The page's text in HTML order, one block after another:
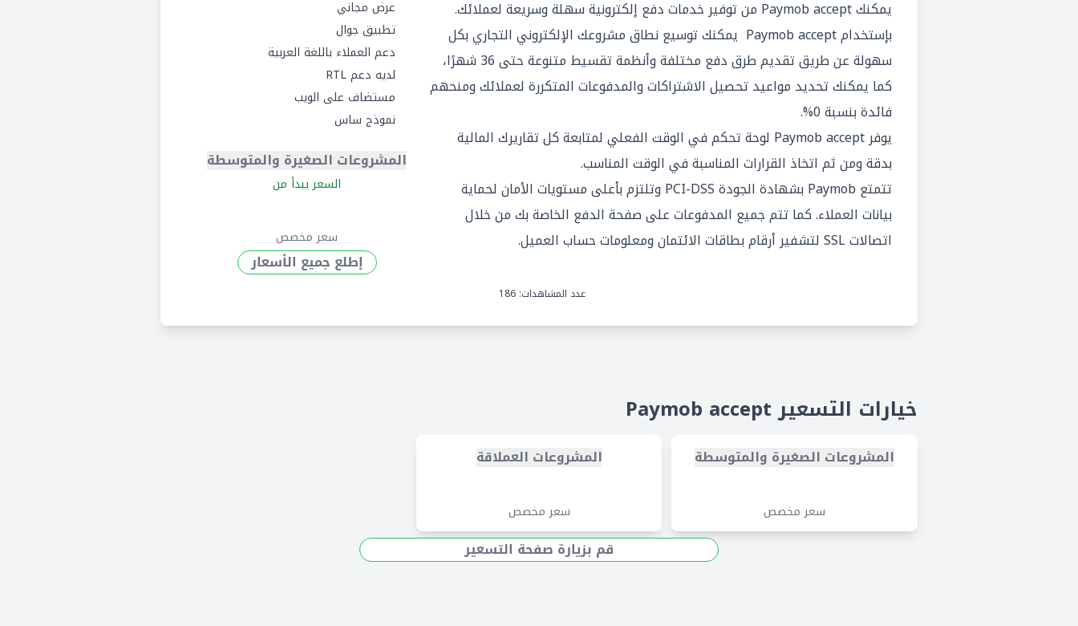
يمكنك Paymob accept من توفير خدمات دفع إلكترونية سهلة وسريعة لعملائك.
بإستخدام Paymob accept يمكنك توسيع نطاق مشروعك الإلكتروني التجاري بكل
سهولة عن طريق تقديم طرق دفع مختلفة وأنظمة تقسيط متنوعة حتى 36 شهرًا،
كما يمكنك تحديد مواعيد تحصيل الاشتراكات والمدفوعات المتكررة لعملائك ومنحهم
فائدة بنسبة 0%.
يوفر Paymob accept لوحة تحكم في الوقت الفعلي لمتابعة كل تقاريرك المالية
بدقة ومن ثم اتخاذ القرارات المناسبة في الوقت المناسب.
تتمتع Paymob بشهادة الجودة PCI-DSS وتلتزم بأعلى مستويات الأمان لحماية
بيانات العملاء. كما تتم جميع المدفوعات على صفحة الدفع الخاصة بك من خلال
اتصالات SSL لتشفير أرقام بطاقات الائتمان ومعلومات حساب العميل.
عرض مجاني
تطبيق جوال
دعم العملاء باللغة العربية
لديه دعم RTL
مستضاف على الويب
نموذج ساس
المشروعات الصغيرة والمتوسطة
السعر يبدأ من
سعر مخصص
إطلع جميع الأسعار
عدد المشاهدات: 186
خيارات التسعير Paymob accept
المشروعات الصغيرة والمتوسطة
سعر مخصص
المشروعات العملاقة
سعر مخصص
قم بزيارة صفحة التسعير